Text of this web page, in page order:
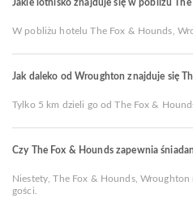
Jakie lotnisko znajduje się w pobliżu
W pobliżu hotelu The Fox & Hounds,
Jak daleko od Wroughton znajduje się
Tylko 5 km dzieli go od The Fox &
Czy The Fox & Hounds zapewnia
Niestety, The Fox & Hounds,
gości.